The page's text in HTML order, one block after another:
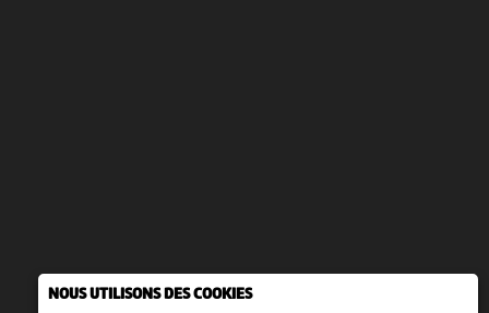
NOUS UTILISONS DES COOKIES